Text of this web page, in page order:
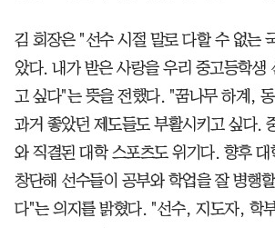
김 회장은 "선수 시절 말로 다할 수 없는
았다. 내가 받은 사랑을 우리 중고등학생
고 싶다"는 뜻을 전했다. "꿈나무 하계,
과거 좋았던 제도들도 부활시키고 싶다.
와 직결된 대학 스포츠도 위기다. 향후
창단해 선수들이 공부와 학업을 잘 병행
다"는 의지를 밝혔다. "선수, 지도자, 학